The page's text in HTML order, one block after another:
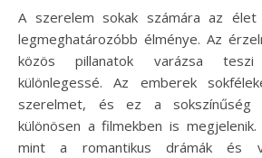
A szerelem sokak számára az élet egyik legszebb és
legmeghatározóbb élménye. Az
közös pillanatok varázsa
különlegessé. Az emberek
szerelmet, és ez a sokszínűség
különösen a filmekben is
mint a romantikus drámák és